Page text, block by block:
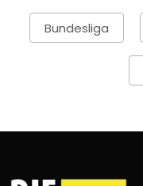
Bundesliga